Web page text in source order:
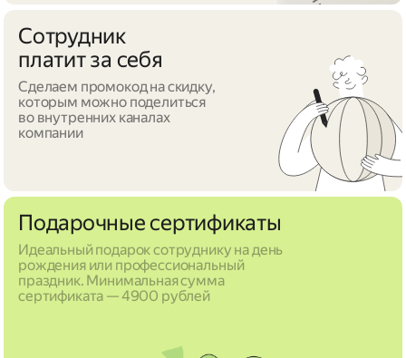
Сотрудник
платит за себя
Сделаем промокод на скидку,
которым можно поделиться
во внутренних каналах
компании
Подарочные сертификаты
Идеальный подарок сотруднику на день
рождения или профессиональный
праздник. Минимальная сумма
сертификата — 4900 рублей